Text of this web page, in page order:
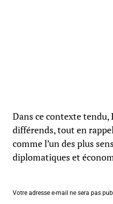
Dans ce contexte
différends, tout en
comme l’un des plus
diplomatiques et
Votre adresse e-mail ne sera pas